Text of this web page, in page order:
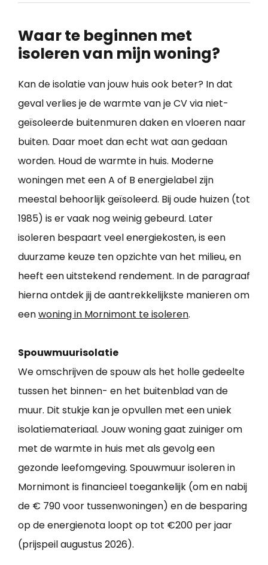
Waar te beginnen met
isoleren van mijn woning?
Kan de isolatie van jouw huis ook beter? In dat
geval verlies je de warmte van je CV via niet-
geïsoleerde buitenmuren daken en vloeren naar
buiten. Daar moet dan echt wat aan gedaan
worden. Houd de warmte in huis. Moderne
woningen met een A of B energielabel zijn
meestal behoorlijk geïsoleerd. Bij oude huizen (tot
1985) is er vaak nog weinig gebeurd. Later
isoleren bespaart veel energiekosten, is een
duurzame keuze ten opzichte van het milieu, en
heeft een uitstekend rendement. In de paragraaf
hierna ontdek jij de aantrekkelijkste manieren om
eenwoning in Mornimont te isoleren.
Spouwmuurisolatie
We omschrijven de spouw als het holle gedeelte
tussen het binnen- en het buitenblad van de
muur. Dit stukje kan je opvullen met een uniek
isolatiemateriaal. Jouw woning gaat zuiniger om
met de warmte in huis met als gevolg een
gezonde leefomgeving. Spouwmuur isoleren in
Mornimont is financieel toegankelijk (om en nabij
de € 790 voor tussenwoningen) en de besparing
op de energienota loopt op tot €200 per jaar
(prijspeil augustus 2026).